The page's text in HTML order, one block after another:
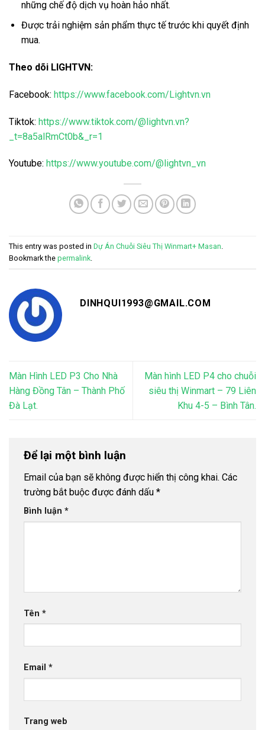
những chế độ dịch vụ hoàn hảo nhất.
Được trải nghiệm sản phẩm thực tế trước khi quyết định
mua.
Theo dõi LIGHTVN:
Facebook: https://www.facebook.com/Lightvn.vn
Tiktok: https://www.tiktok.com/@lightvn.vn?
_t=8a5alRmCt0b&_r=1
Youtube: https://www.youtube.com/@lightvn_vn
This entry was posted in Dự Án Chuỗi Siêu Thị Winmart+ Masan
Bookmark the permalink
DINHQUI1993@GMAIL.COM
Màn Hình LED P3 Cho Nhà
Hàng Đồng Tân – Thành Phố
Đà Lạt.
Màn hình LED P4 cho chuỗi
siêu thị Winmart – 79 Liên
Khu 4-5 – Bình Tân.
Để lại một bình luận
Email của bạn sẽ không được hiển thị công khai. Các
trường bắt buộc được đánh dấu *
Bình luận *
Tên *
Email *
Trang web